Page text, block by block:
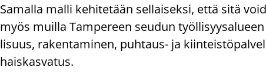
Sa­mal­la malli ke­hi­te­tään sel­lai­sek­si, että sitä
myös muil­la Tam­pe­reen seu­dun
li­suus, ra­ken­ta­mi­nen, puhtaus-​ ja
hais­kas­va­tus.